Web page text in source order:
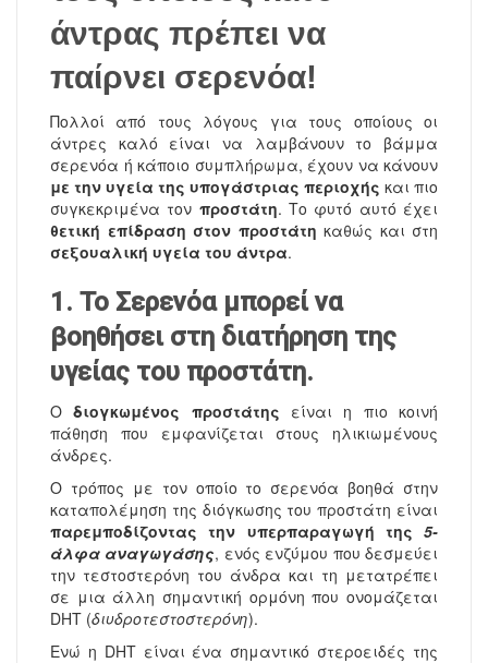
άντρας πρέπει να
παίρνει σερενόα!
Πολλοί από τους λόγους για τους οποίους οι
άντρες καλό είναι να λαμβάνουν το βάμμα
σερενόα ή κάποιο συμπλήρωμα, έχουν να κάνουν
με την υγεία της υπογάστριας περιοχής και πιο
συγκεκριμένα τον προστάτη. Το φυτό αυτό έχει
θετική επίδραση στον προστάτη καθώς και στη
σεξουαλική υγεία του άντρα.
1. Το Σερενόα μπορεί να
βοηθήσει στη διατήρηση της
υγείας του προστάτη.
Οδιογκωμένος προστάτης είναι η πιο κοινή
πάθηση που εμφανίζεται στους ηλικιωμένους
άνδρες.
Ο τρόπος με τον οποίο το σερενόα βοηθά στην
καταπολέμηση της διόγκωσης του προστάτη είναι
παρεμποδίζοντας την υπερπαραγωγή της 5-
άλφα αναγωγάσης, ενός ενζύμου που δεσμεύει
την τεστοστερόνη του άνδρα και τη μετατρέπει
σε μια άλλη σημαντική ορμόνη που ονομάζεται
DHT (διυδροτεστοστερόνη).
Ενώ η DHT είναι ένα σημαντικό στεροειδές της